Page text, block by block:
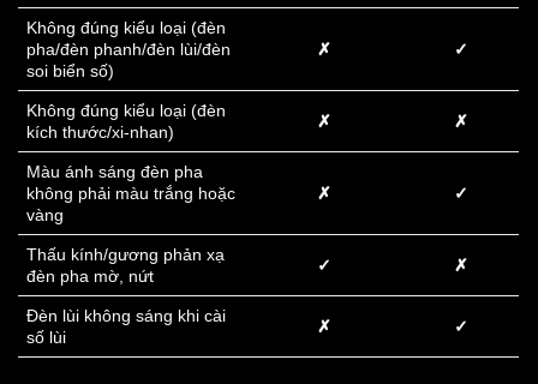
Không đúng kiểu loại (đèn
pha/đèn phanh/đèn lùi/đèn
soi biển số)
✗ ✓
Không đúng kiểu loại (đèn
kích thước/xi-nhan)
✗ ✗
Màu ánh sáng đèn pha
không phải màu trắng hoặc
vàng
✗ ✓
Thấu kính/gương phản xạ
đèn pha mờ, nứt
✓ ✗
Đèn lùi không sáng khi cài
số lùi
✗ ✓